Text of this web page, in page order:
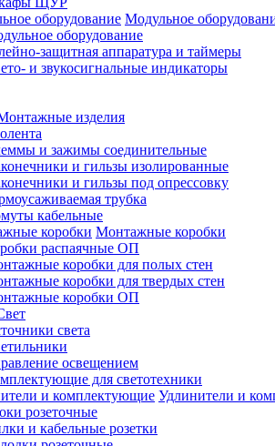
Модульное
оборудование
защитная аппаратура и таймеры
и звукосигнальные индикаторы
изделия
и зажимы соединительные
и гильзы изолированные
и гильзы под опрессовку
трубка
кабельные
Монтажные коробки
распаячные ОП
коробки для полых стен
коробки для твердых стен
коробки ОП
света
освещением
для светотехники
Удлинители и
розеточные
и кабельные розетки